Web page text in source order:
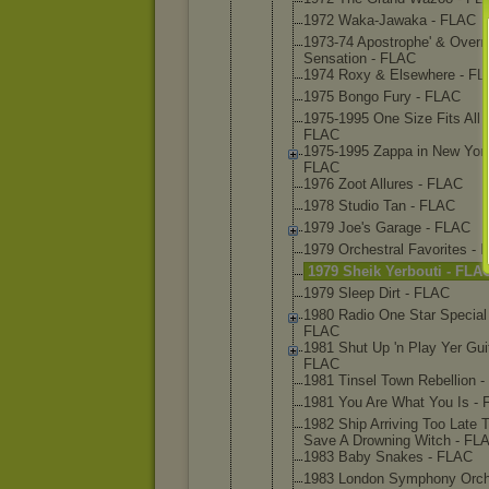
1972 Waka-Jawaka - FLAC
1973-74 Apostrophe' &
Sensation - FLAC
1974 Roxy & Elsewhere -
1975 Bongo Fury - FLAC
1975-1995 One Size Fits All -
FLAC
1975-1995 Zappa in New York
FLAC
1976 Zoot Allures - FLAC
1978 Studio Tan - FLAC
1979 Joe's Garage - FLAC
1979 Orchestral Favorites -
1979 Sheik Yerbouti -
1979 Sleep Dirt - FLAC
1980 Radio One Star
FLAC
1981 Shut Up 'n Play Yer
FLAC
1981 Tinsel Town Rebellion -
1981 You Are What You Is -
1982 Ship Arriving Too Late
Save A Drowning Witch -
1983 Baby Snakes - FLAC
1983 London Symphony